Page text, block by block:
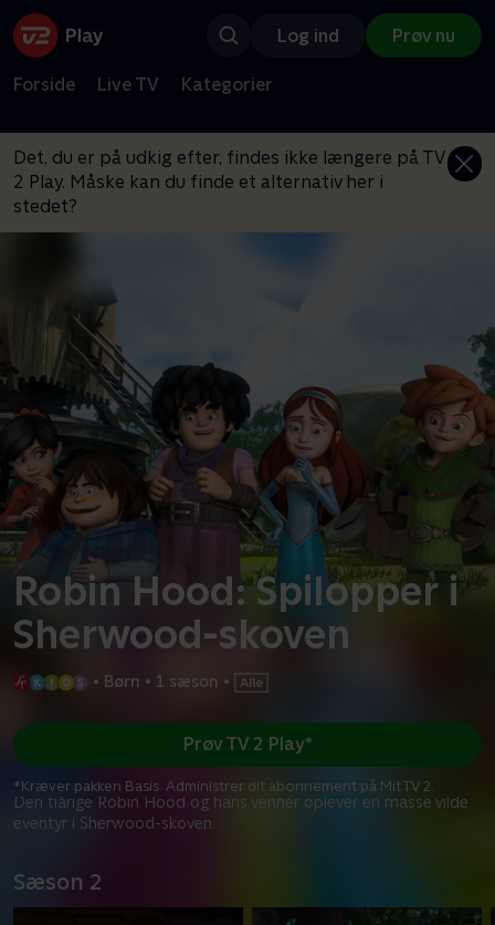
Log ind Prøv nu
Forside Live TV Kategorier
Det, du er på udkig efter, findes ikke længere på TV
2 Play. Måske kan du finde et alternativ her i
stedet?
Robin Hood: Spilopper i
Sherwood-skoven
• Børn • 1 sæson •
Den tiårige Robin Hood og hans venner oplever en masse vilde
eventyr i Sherwood-skoven.
Prøv TV 2 Play*
*Kræver pakken Basis. Administrer dit abonnement på Mit TV 2.
Sæson 2